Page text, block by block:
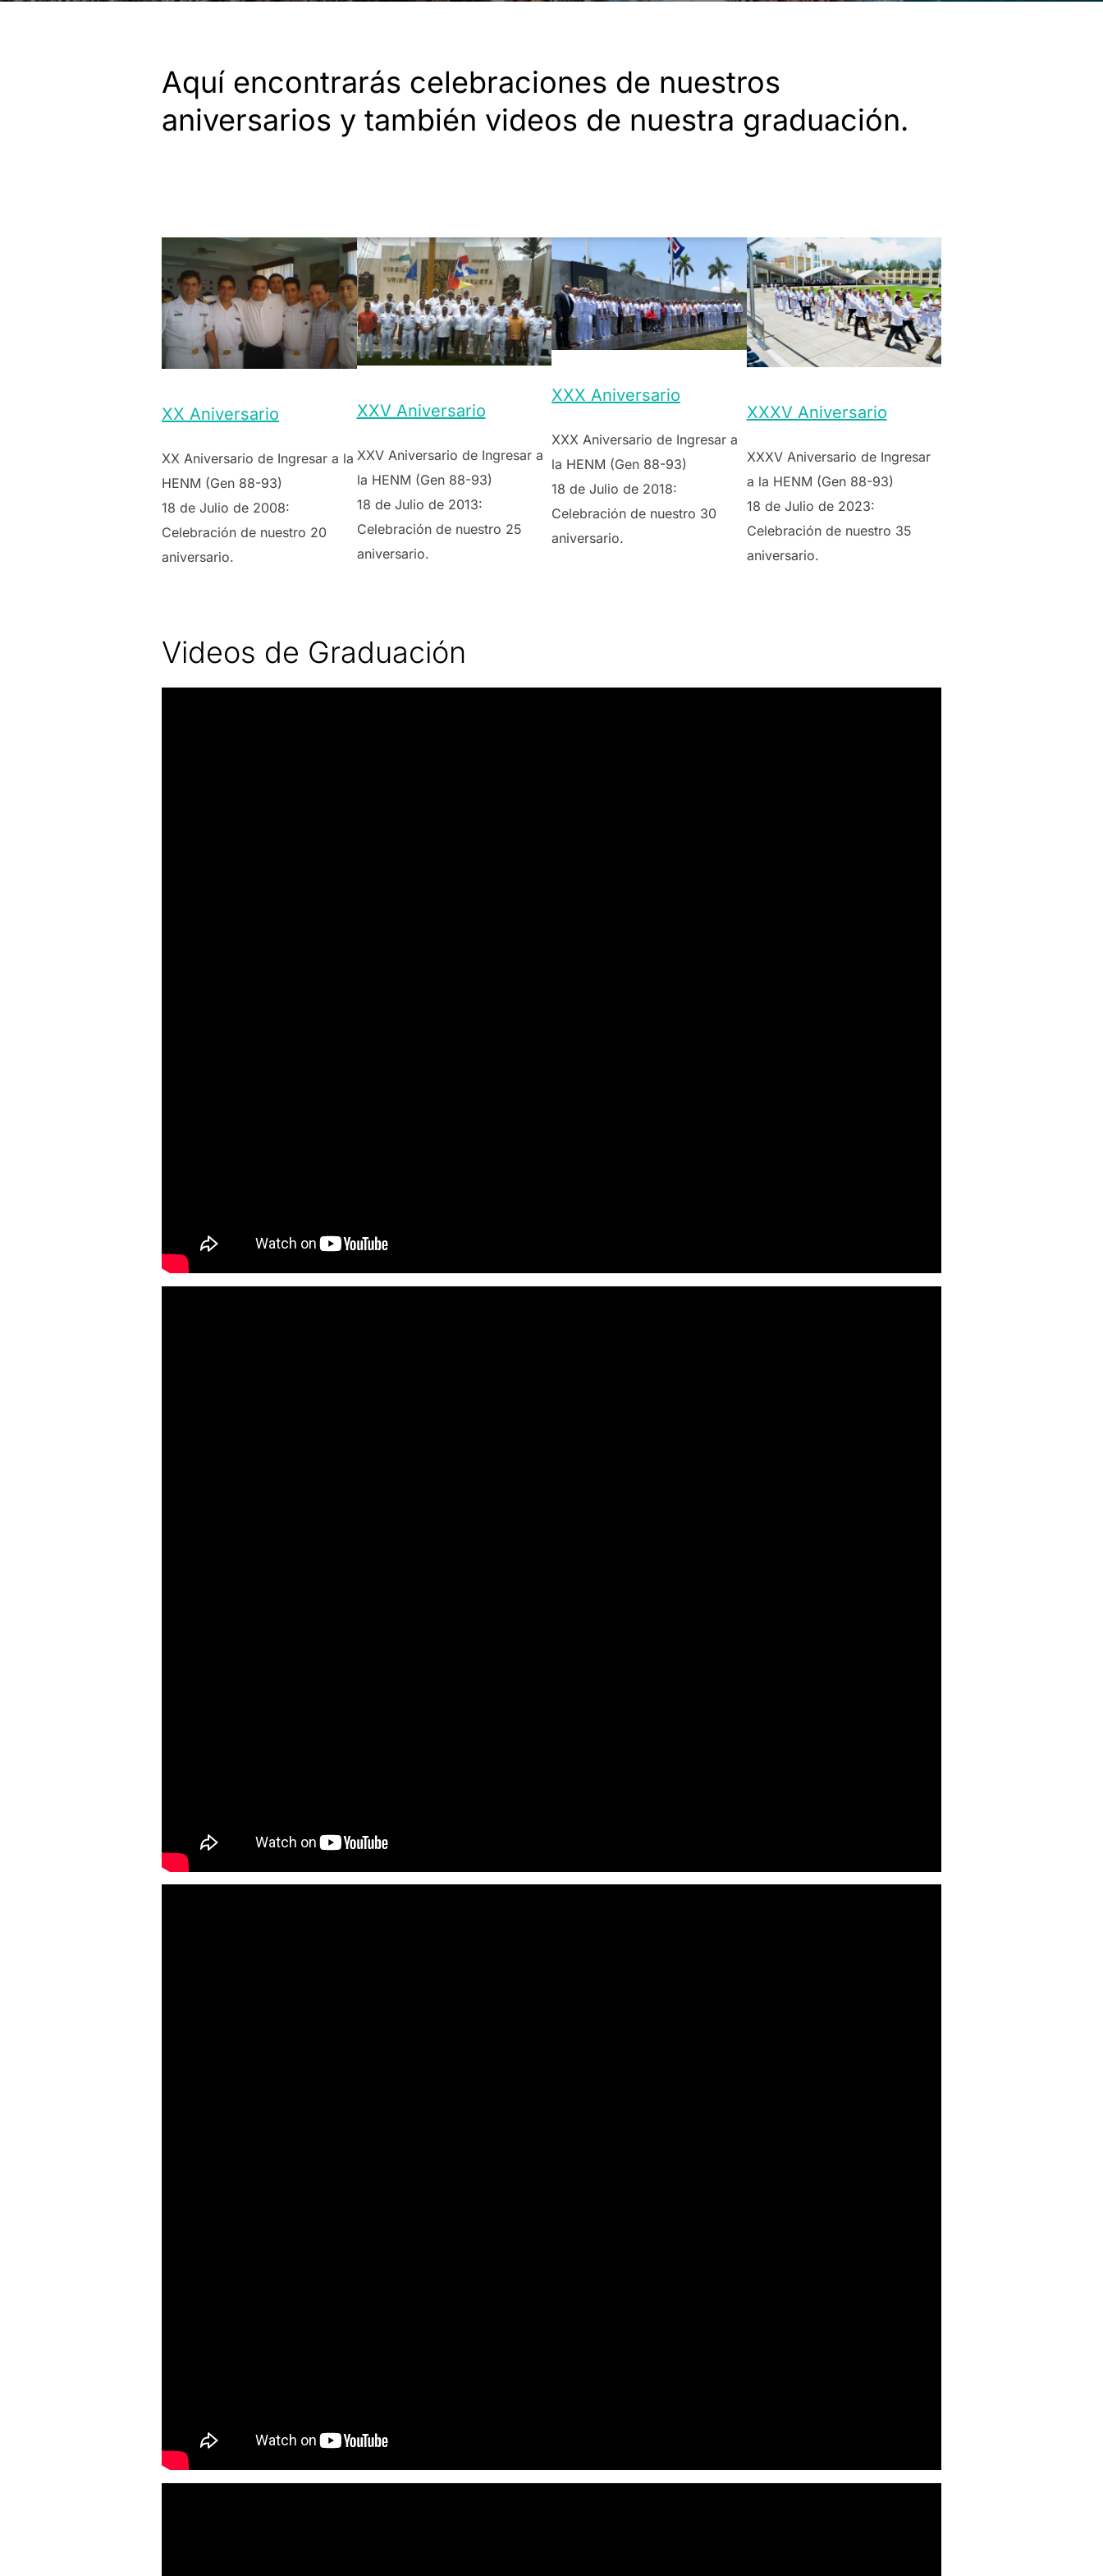
Aquí encontrarás celebraciones de nuestros
aniversarios y también videos de nuestra graduación.
XX Aniversario
XX Aniversario de Ingresar a la
HENM (Gen 88-93)
18 de Julio de 2008:
Celebración de nuestro 20
aniversario.
XXV Aniversario
XXV Aniversario de Ingresar a
la HENM (Gen 88-93)
18 de Julio de 2013:
Celebración de nuestro 25
aniversario.
XXX Aniversario
XXX Aniversario de Ingresar a
la HENM (Gen 88-93)
18 de Julio de 2018:
Celebración de nuestro 30
aniversario.
XXXV Aniversario
XXXV Aniversario de Ingresar
a la HENM (Gen 88-93)
18 de Julio de 2023:
Celebración de nuestro 35
aniversario.
Videos de Graduación